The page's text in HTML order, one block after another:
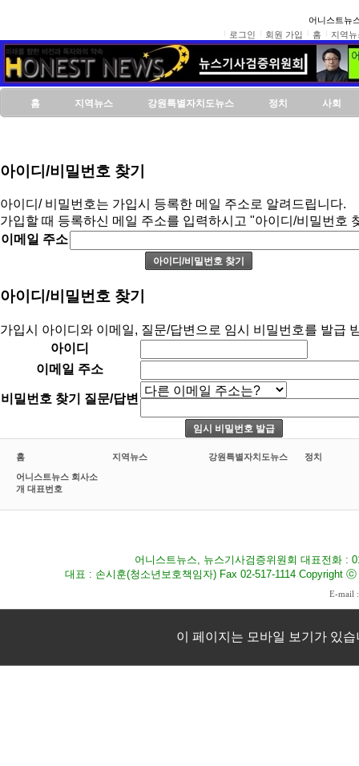
어니스트뉴
로그인
회원 가입 홈 지역뉴
홈 지역뉴스 강원특별자치도뉴스 정치 사회
아이디/비밀번호 찾기
아이디/ 비밀번호는 가입시 등록한 메일 주소로 알려드립니다.
가입할 때 등록하신 메일 주소를 입력하시고 "아이디/비밀번호
이메일 주소
아이디/비밀번호 찾기
가입시 아이디와 이메일, 질문/답변으로 임시 비밀번호를 발급
아이디
이메일 주소
비밀번호 찾기 질문/답변
홈 지역뉴스 강원특별자치도뉴스 정치
어니스트뉴스 회사소
개 대표번호
어니스트뉴스, 뉴스기사검증위원회 대표전화 :
대표 : 손시훈(청소년보호책임자) Fax 02-517-1114 Copyright
E-mail
이 페이지는 모바일 보기가 있